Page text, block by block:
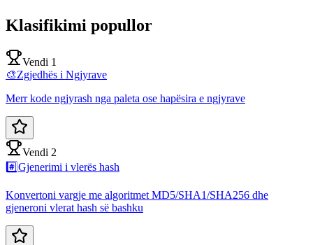
Klasifikimi popullor
Vendi 1
🎨Zgjedhës i Ngjyrave
Merr kode ngjyrash nga paleta ose hapësira e ngjyrave
Vendi 2
#️⃣Gjenerimi i vlerës hash
Konvertoni vargje me algoritmet MD5/SHA1/SHA256 dhe
gjeneroni vlerat hash së bashku